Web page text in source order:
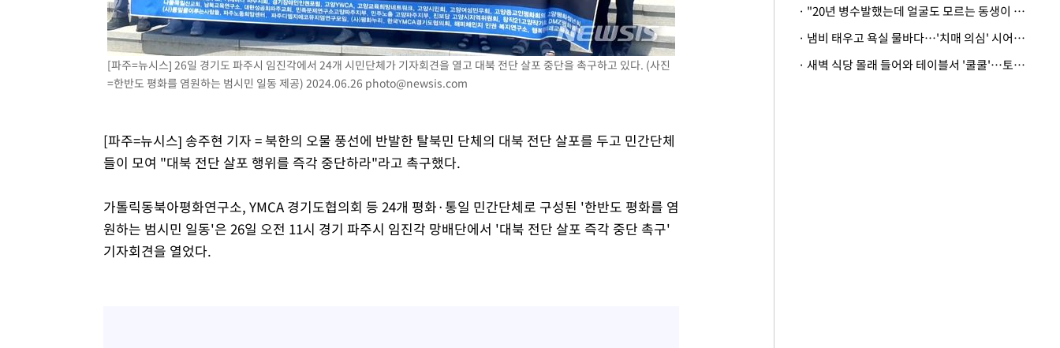
[파주=뉴시스] 26일 경기도 파주시 임진각에서 24개 시민단체가 기자회견을 열고 대북 전단 살포 중단을 촉구하고 있다. (사진
=한반도 평화를 염원하는 범시민 일동 제공) 2024.06.26 photo@newsis.com
[파주=뉴시스] 송주현 기자 = 북한의 오물 풍선에 반발한 탈북민 단체의 대북 전단 살포를 두고 민간단체
들이 모여 "대북 전단 살포 행위를 즉각 중단하라"라고 촉구했다.
가톨릭동북아평화연구소, YMCA 경기도협의회 등 24개 평화·통일 민간단체로 구성된 '한반도 평화를 염
원하는 범시민 일동'은 26일 오전 11시 경기 파주시 임진각 망배단에서 '대북 전단 살포 즉각 중단 촉구'
기자회견을 열었다.
· "20년 병수발했는데 얼굴도 모르는 동생이 유산 절반을"…배다른 형제 상속권 있을까
· 냄비 태우고 욕실 물바다…'치매 의심' 시어머니 검사 권유했다가 '날벼락'
· 새벽 식당 몰래 들어와 테이블서 '쿨쿨'…토사물 남기고 사라진 남성